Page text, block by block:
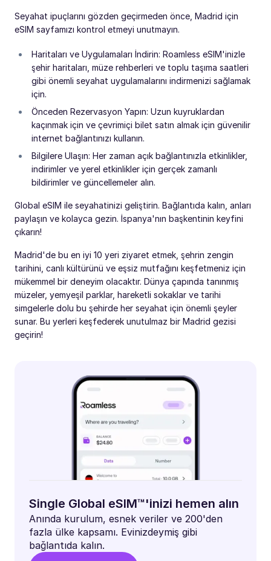
Seyahat ipuçlarını gözden geçirmeden önce, Madrid için
eSIM sayfamızı kontrol etmeyi unutmayın.
Haritaları ve Uygulamaları İndirin: Roamless eSIM'inizle
şehir haritaları, müze rehberleri ve toplu taşıma saatleri
gibi önemli seyahat uygulamalarını indirmenizi sağlamak
için.
Önceden Rezervasyon Yapın: Uzun kuyruklardan
kaçınmak için ve çevrimiçi bilet satın almak için güvenilir
internet bağlantınızı kullanın.
Bilgilere Ulaşın: Her zaman açık bağlantınızla etkinlikler,
indirimler ve yerel etkinlikler için gerçek zamanlı
bildirimler ve güncellemeler alın.
Global eSIM ile seyahatinizi geliştirin. Bağlantıda kalın, anları
paylaşın ve kolayca gezin. İspanya'nın başkentinin keyfini
çıkarın!
Madrid'de bu en iyi 10 yeri ziyaret etmek, şehrin zengin
tarihini, canlı kültürünü ve eşsiz mutfağını keşfetmeniz için
mükemmel bir deneyim olacaktır. Dünya çapında tanınmış
müzeler, yemyeşil parklar, hareketli sokaklar ve tarihi
simgelerle dolu bu şehirde her seyahat için önemli şeyler
sunar. Bu yerleri keşfederek unutulmaz bir Madrid gezisi
geçirin!
Single Global eSIM™'inizi hemen alın
Anında kurulum, esnek veriler ve 200'den
fazla ülke kapsamı. Evinizdeymiş gibi
bağlantıda kalın.